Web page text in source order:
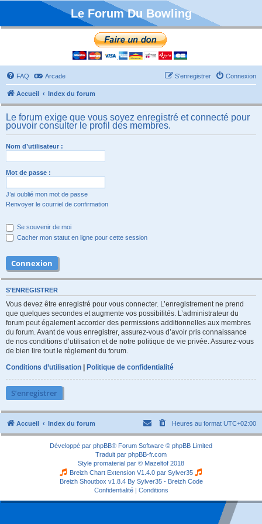
Le Forum Du Bowling
FAQ Arcade Connexion
S’enregistrer
Accueil Index du forum
Le forum exige que vous soyez enregistré et connecté pour
pouvoir consulter le profil des membres.
Nom d’utilisateur :
Mot de passe :
J’ai oublié mon mot de passe
Renvoyer le courriel de confirmation
Se souvenir de moi
Cacher mon statut en ligne pour cette session
S’ENREGISTRER
Vous devez être enregistré pour vous connecter. L’enregistrement ne prend
que quelques secondes et augmente vos possibilités. L’administrateur du
forum peut également accorder des permissions additionnelles aux membres
du forum. Avant de vous enregistrer, assurez-vous d’avoir pris connaissance
de nos conditions d’utilisation et de notre politique de vie privée. Assurez-vous
de bien lire tout le règlement du forum.
Conditions d’utilisation | Politique de confidentialité
S’enregistrer
Accueil Index du forum Heures au format UTC+02:00
Développé par phpBB® Forum Software © phpBB Limited
Traduit par phpBB-fr.com
Style promaterial par © Mazeltof 2018
Breizh Chart Extension V1.4.0 par Sylver35
Breizh Shoutbox v1.8.4 By Sylver35 - Breizh Code
Confidentialité| Conditions